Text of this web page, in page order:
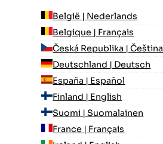
België | Nederlands
Belgique | Français
Česká Republika | Čeština
Deutschland | Deutsch
España | Español
Finland | English
Suomi | Suomalainen
France | Français